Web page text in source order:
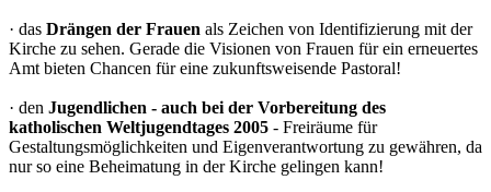
· das Drängen der Frauen als Zeichen von Identifizierung mit der
Kirche zu sehen. Gerade die Visionen von Frauen für ein erneuertes
Amt bieten Chancen für eine zukunftsweisende Pastoral!
· den Jugendlichen - auch bei der Vorbereitung des
katholischen Weltjugendtages 2005 - Freiräume für
Gestaltungsmöglichkeiten und Eigenverantwortung zu gewähren, da
nur so eine Beheimatung in der Kirche gelingen kann!